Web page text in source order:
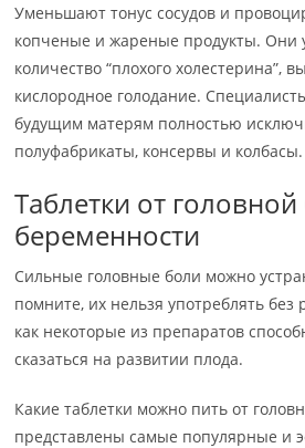
Уменьшают тонус сосудов и
копченые и жареные продукты. Они
количество “плохого холестерина”,
кислородное голодание.
будущим матерям полностью
полуфабрикаты, консервы и колбасы.
Таблетки от
беременности
Сильные головные боли можно
помните, их нельзя употреблять
как некоторые из препаратов
сказаться на развитии плода.
Какие таблетки можно пить от
представлены самые популярные и